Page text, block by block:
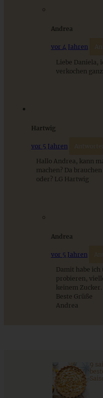
Herzhafter Hefekranz mit
Dresdner Handbrot –
9 saisonale Rezepte im
Stracciatella-
Dessert im Glas
Andrea
vor 4 Jahren
Liebe Daniela,
verkochen
Hartwig
vor 5 Jahren Antworten
Hallo Andrea, kann
machen? Da
oder? LG Hartwig
Andrea
vor 5 Jahren
Damit habe
probieren,
keinem Zucker.
Beste Grüße
Andrea
9